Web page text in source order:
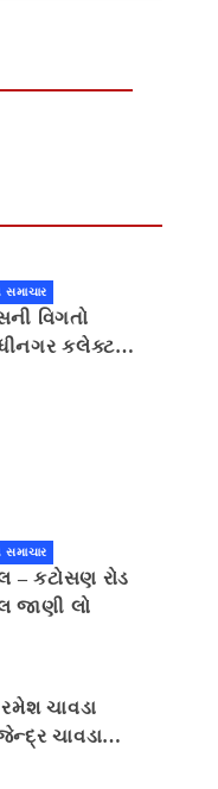
સમાચાર
વિગતો
કલેક્ટર
સમાચાર
– કટોસણ રોડ
જાણી લો
ચાવડા
ચાવડા